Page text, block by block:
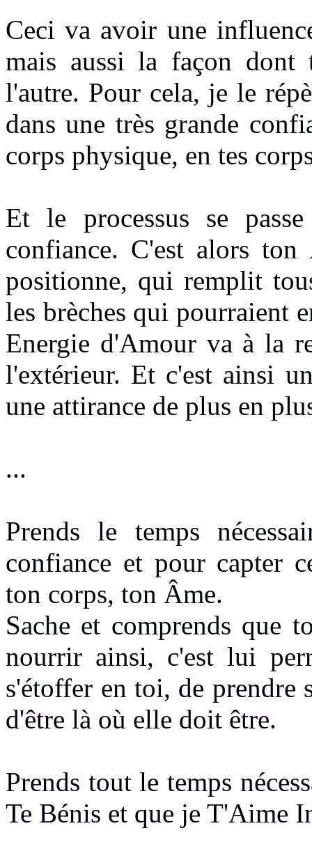
Ceci va avoir une
mais aussi la façon
l'autre. Pour cela, je le
dans une très grande
corps physique, en tes
Et le processus se
confiance. C'est alors
positionne, qui remplit
les brèches qui pourraient
Energie d'Amour va à la
l'extérieur. Et c'est ainsi
une attirance de plus en
...
Prends le temps
confiance et pour capter
ton corps, ton Âme.
Sache et comprends que
nourrir ainsi, c'est lui
s'étoffer en toi, de prendre
d'être là où elle doit être.
Prends tout le temps
Te Bénis et que je T'Aime